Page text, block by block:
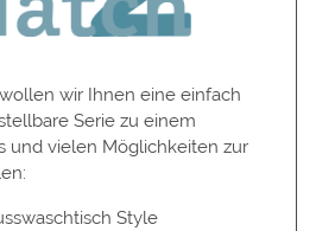
wir Ihnen eine einfach
Serie zu einem
und vielen Möglichkeiten zur
Style